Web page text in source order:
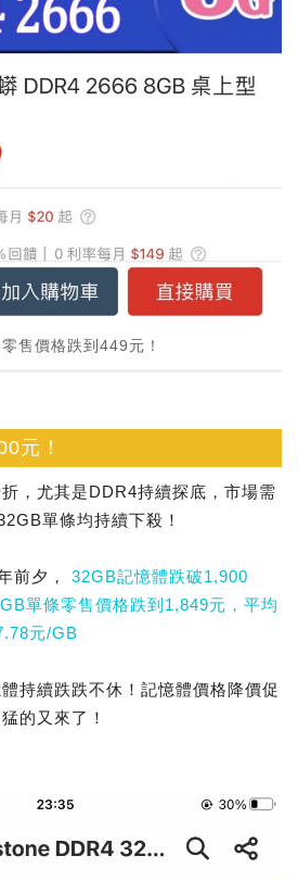
售價格跌到449元！
元！
，尤其是DDR4持續探底，市場需
單條均持續下殺！
前夕， 32GB記憶體跌破1,900
單條零售價格跌到1,849元，平均
元/GB
持續跌跌不休！記憶體價格降價促
的又來了！